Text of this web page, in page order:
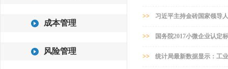
成本管理
风险管理
>> 习近平主持金砖国家领导
>> 国务院2017小微企业认定
>> 统计局最新数据显示：工